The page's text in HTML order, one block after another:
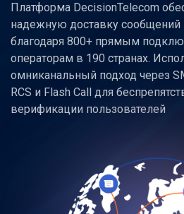
Платформа DecisionTelecom
надежную доставку
благодаря 800+ прямым
операторам в 190 странах.
омниканальный подход через
RCS и Flash Call для
верификации пользователей